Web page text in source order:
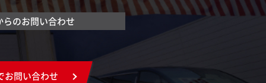
らのお問い合わせ
お問い合わせ